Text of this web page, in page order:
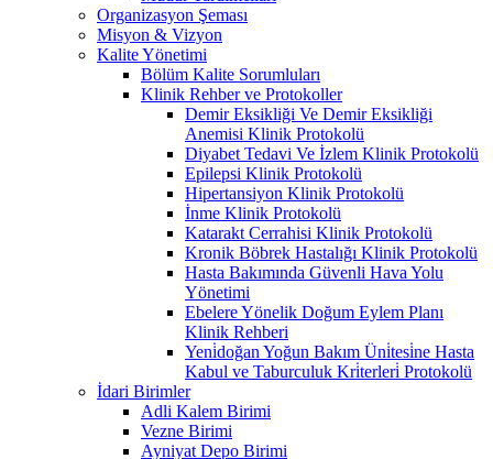
Organizasyon Şeması
Misyon & Vizyon
Kalite Yönetimi
Bölüm Kalite Sorumluları
Klinik Rehber ve Protokoller
Demir Eksikliği Ve Demir Eksikliği
Anemisi Klinik Protokolü
Diyabet Tedavi Ve İzlem Klinik Protokolü
Epilepsi Klinik Protokolü
Hipertansiyon Klinik Protokolü
İnme Klinik Protokolü
Katarakt Cerrahisi Klinik Protokolü
Kronik Böbrek Hastalığı Klinik Protokolü
Hasta Bakımında Güvenli Hava Yolu
Yönetimi
Ebelere Yönelik Doğum Eylem Planı
Klinik Rehberi
Yeni̇doğan Yoğun Bakım Üni̇tesi̇ne Hasta
Kabul ve Taburculuk Kri̇terleri̇ Protokolü
İdari Birimler
Adli Kalem Birimi
Vezne Birimi
Ayniyat Depo Birimi